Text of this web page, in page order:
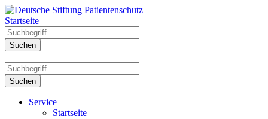
Startseite
Service
Startseite